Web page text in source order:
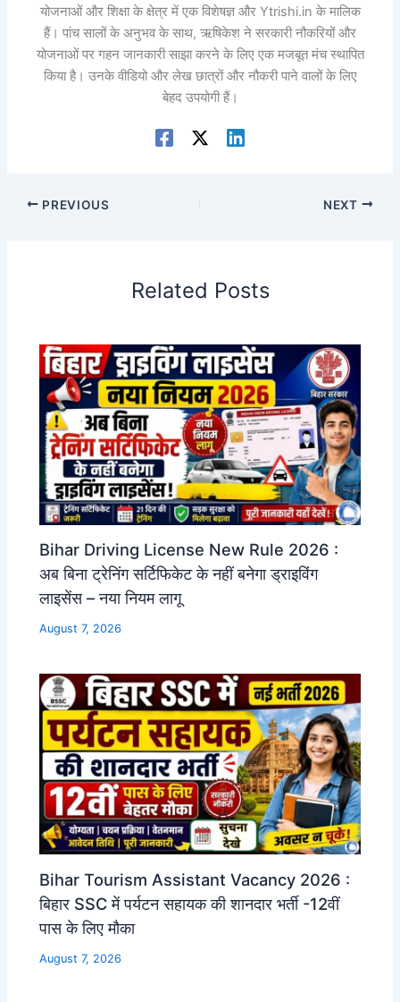
योजनाओं और शिक्षा के क्षेत्र में एक विशेषज्ञ और Ytrishi.in के मालिक
हैं। पांच सालों के अनुभव के साथ, ऋषिकेश ने सरकारी नौकरियों और
योजनाओं पर गहन जानकारी साझा करने के लिए एक मजबूत मंच स्थापित
किया है। उनके वीडियो और लेख छात्रों और नौकरी पाने वालों के लिए
बेहद उपयोगी हैं।
PREVIOUS NEXT
Related Posts
Bihar Driving License New Rule 2026 :
अब बिना ट्रेनिंग सर्टिफिकेट के नहीं बनेगा ड्राइविंग
लाइसेंस – नया नियम लागू
August 7, 2026
Bihar Tourism Assistant Vacancy 2026 :
बिहार SSC में पर्यटन सहायक की शानदार भर्ती -12वीं
पास के लिए मौका
August 7, 2026